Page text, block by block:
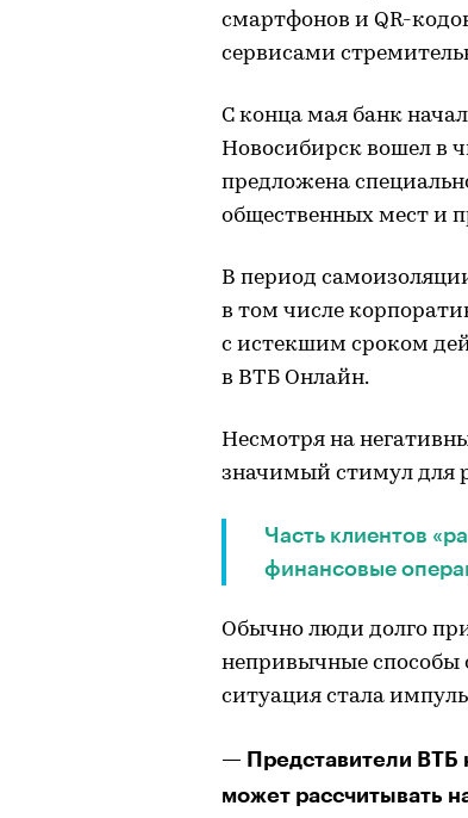
смартфонов и QR-
сервисами
С конца мая банк
Новосибирск вошел в
предложена
общественных мест и
В период
в том числе
с истекшим сроком
в ВТБ Онлайн.
Несмотря на
значимый стимул для
Часть клиентов
финансовые
Обычно люди долго
непривычные способы
ситуация стала
— Представители ВТБ
может рассчитывать